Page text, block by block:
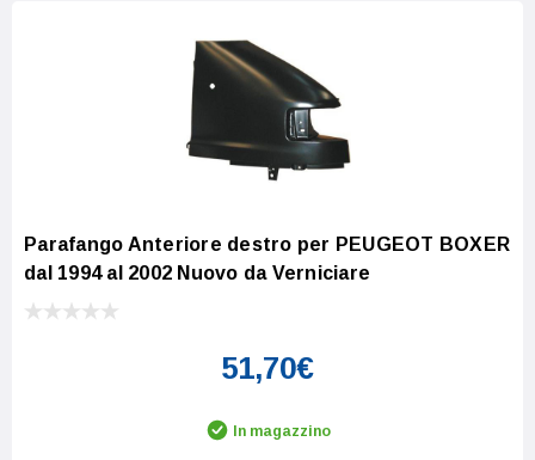
Parafango Anteriore destro per PEUGEOT BOXER
dal 1994 al 2002 Nuovo da Verniciare
51,70€
In magazzino